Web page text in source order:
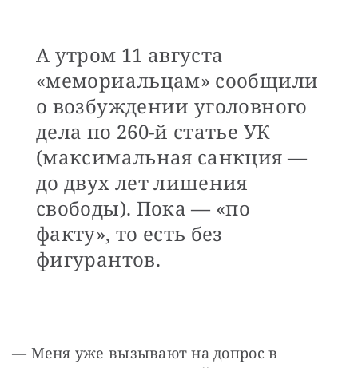
А утром 11 августа
«мемориальцам» сообщили
о возбуждении уголовного
дела по 260-й статье УК
(максимальная санкция —
до двух лет лишения
свободы). Пока — «по
факту», то есть без
фигурантов.
— Меня уже вызывают на допрос в